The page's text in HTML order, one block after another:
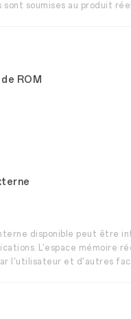
sont soumises au produit
ROM
disponible peut être
L'espace mémoire
l'utilisateur et d'autres